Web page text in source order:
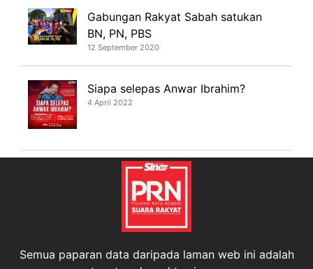
Gabungan Rakyat Sabah satukan
BN, PN, PBS
12 September 2020
Siapa selepas Anwar Ibrahim?
4 April 2022
Semua paparan data daripada laman web ini adalah